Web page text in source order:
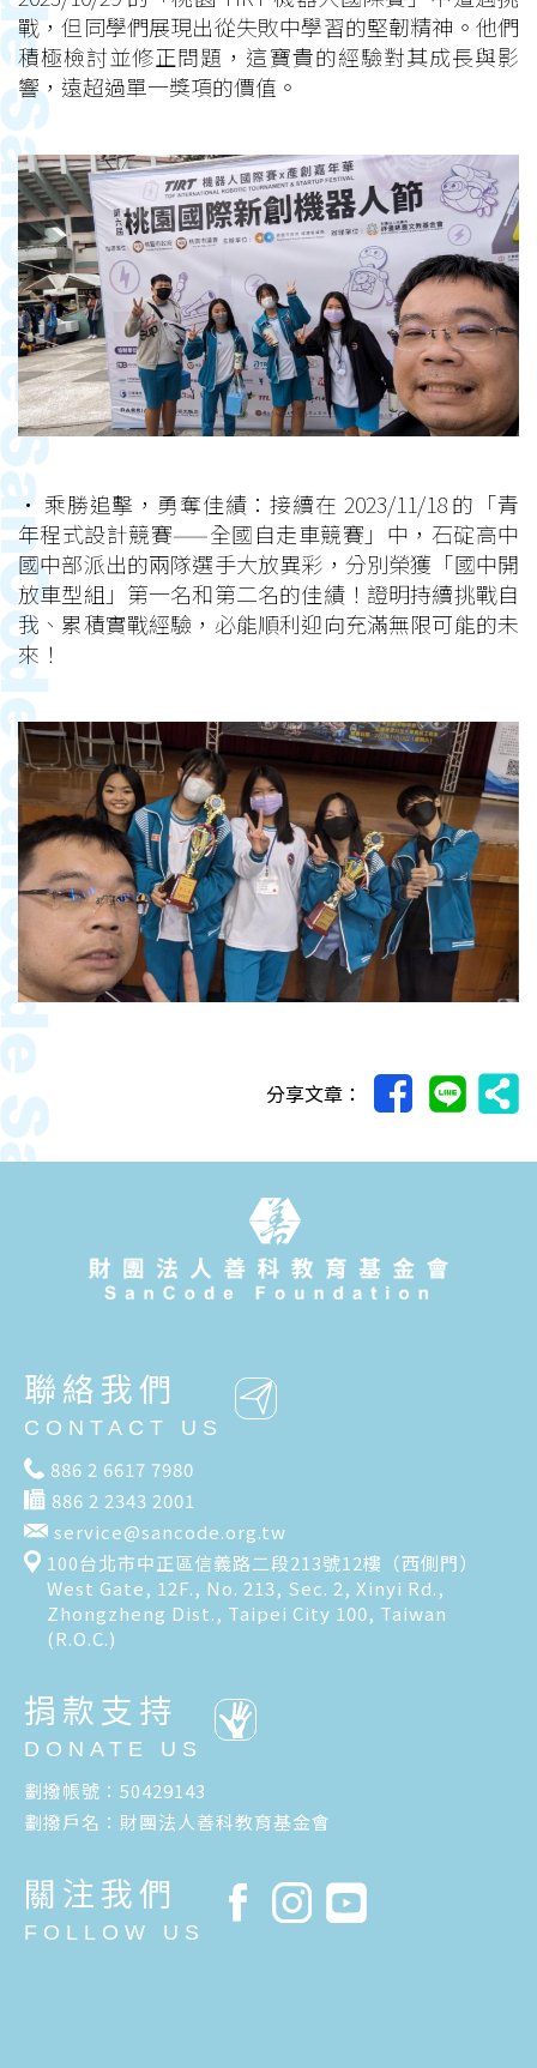
戰，但同學們展現出從失敗中學習的堅韌精神。他們
積極檢討並修正問題，這寶貴的經驗對其成長與影
響，遠超過單一獎項的價值。
• 乘勝追擊，勇奪佳績：接續在 2023/11/18 的「青
年程式設計競賽——全國自走車競賽」中，石碇高中
國中部派出的兩隊選手大放異彩，分別榮獲「國中開
放車型組」第一名和第二名的佳績！證明持續挑戰自
我、累積實戰經驗，必能順利迎向充滿無限可能的未
來！
分享文章：
聯絡我們
CONTACT US
886 2 6617 7980
886 2 2343 2001
service@sancode.org.tw
100台北市中正區信義路二段213號12樓（西側門）
West Gate, 12F., No. 213, Sec. 2, Xinyi Rd.,
Zhongzheng Dist., Taipei City 100, Taiwan
(R.O.C.)
捐款支持
DONATE US
劃撥帳號：50429143
劃撥戶名：財團法人善科教育基金會
關注我們
FOLLOW US